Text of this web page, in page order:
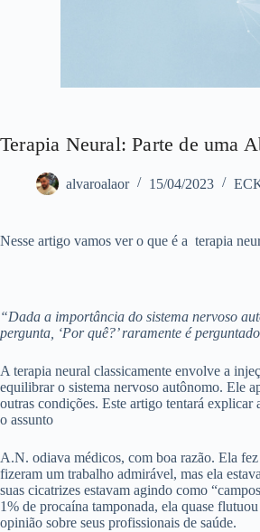
Terapia Neural: Parte de uma
alvaroalaor 15/04/2023
Nesse artigo vamos ver o que é a terapia
“Dada a importância do sistema nervoso
pergunta, ‘Por quê?’ raramente é
A terapia neural classicamente envolve a
equilibrar o sistema nervoso autônomo. Ele
outras condições. Este artigo tentará
o assunto
A.N. odiava médicos, com boa razão. Ela
fizeram um trabalho admirável, mas ela
suas cicatrizes estavam agindo como
1% de procaína tamponada, ela quase
opinião sobre seus profissionais de saúde.